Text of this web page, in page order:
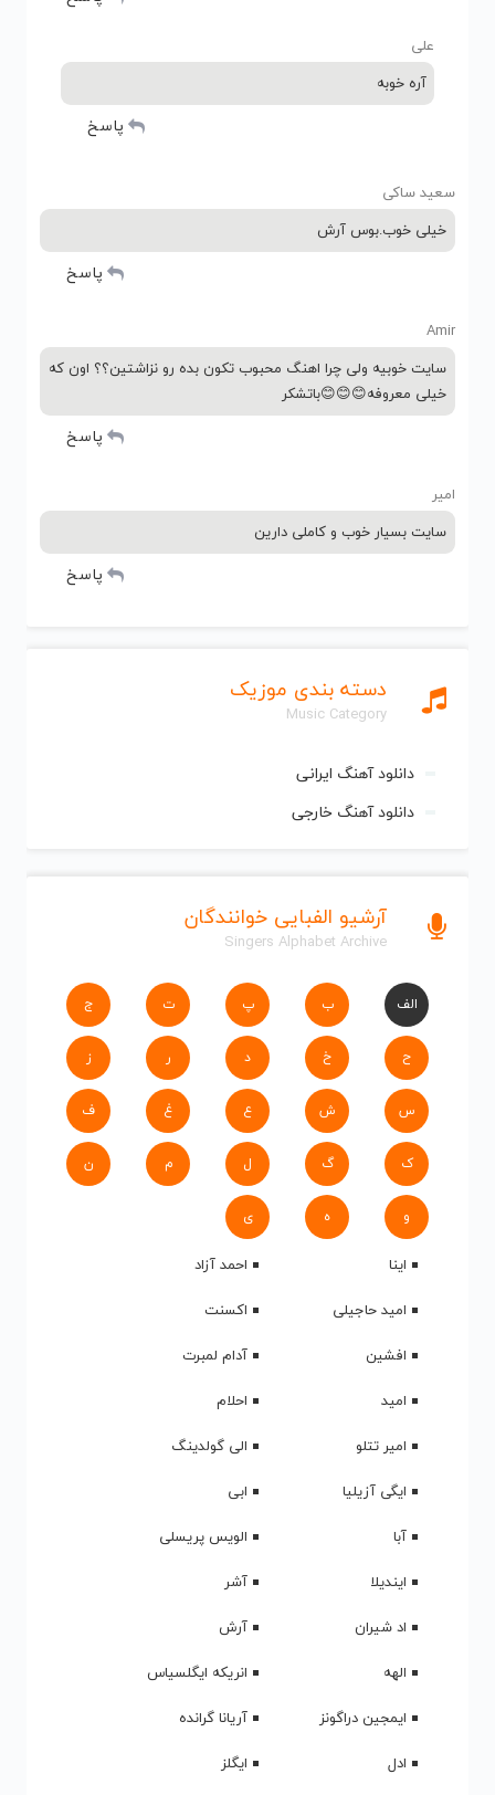
دسته بندی موزیک
Music Category
دانلود آهنگ ایرانی
دانلود آهنگ خارجی
آرشیو الفبایی خوانندگان
Singers Alphabet Archive
الف ب پ ت ج
ح خ د ر ز
س ش ع غ ف
ک گ ل م ن
و ه ی
اینا
احمد آزاد
امید حاجیلی
اکسنت
افشین
آدام لمبرت
امید
احلام
امیر تتلو
الی گولدینگ
ایگی آزیلیا
ابی
آبا
الویس پریسلی
ایندیلا
آشر
اد شیران
آرش
الهه
انریکه ایگلسیاس
ایمجین دراگونز
آریانا گرانده
ادل
ایگلز
علی
آره خوبه
پاسخ
سعید ساکی
خیلی خوب.بوس آرش
پاسخ
Amir
سایت خوبیه ولی چرا اهنگ محبوب تکون بده رو نزاشتین؟؟ اون که
خیلی معروفه😊😊😊باتشکر
پاسخ
امیر
سایت بسیار خوب و کاملی دارین
پاسخ